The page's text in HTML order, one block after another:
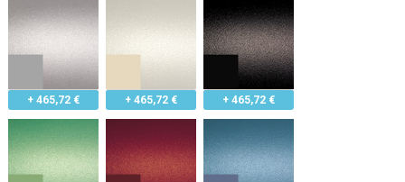
+ 465,72 € + 465,72 € + 465,72 €